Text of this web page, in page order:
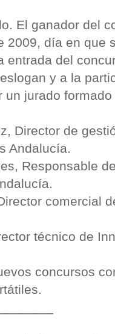
El ganador del
2009, día en que
entrada del
y a la
un jurado formado
Director de
Andalucía.
Responsable
comercial
técnico de
concursos